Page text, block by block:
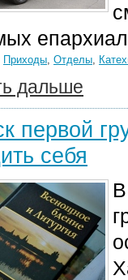
Приходы, Отделы,
дальше
первой
себя